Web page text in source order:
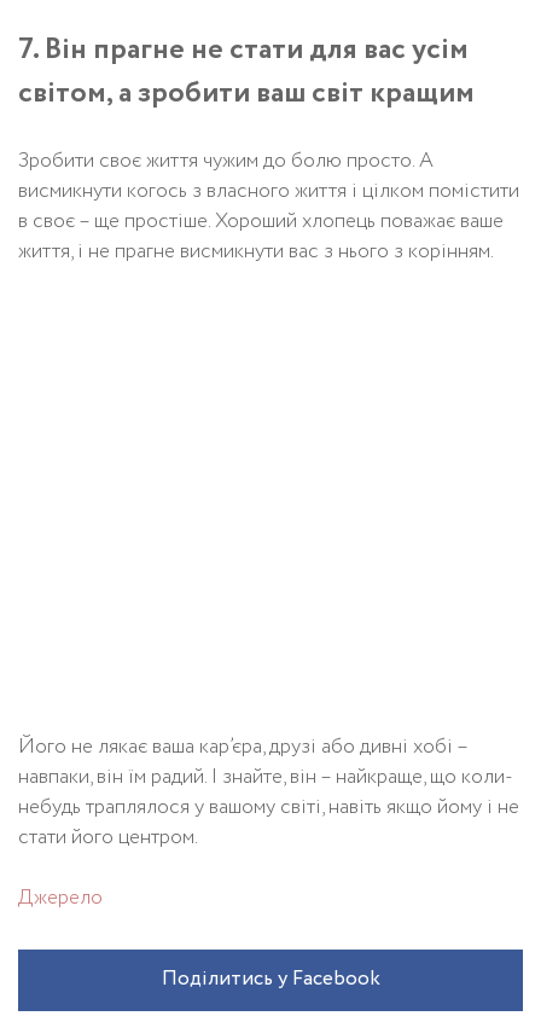
7. Він прагне не стати для вас усім
світом, а зробити ваш світ кращим
Зробити своє життя чужим до болю просто. А
висмикнути когось з власного життя і цілком помістити
в своє – ще простіше. Хороший хлопець поважає ваше
життя, і не прагне висмикнути вас з нього з корінням.
Його не лякає ваша кар’єра, друзі або дивні хобі –
навпаки, він їм радий. І знайте, він – найкраще, що коли-
небудь траплялося у вашому світі, навіть якщо йому і не
стати його центром.
Джерело
Поділитись у Facebook